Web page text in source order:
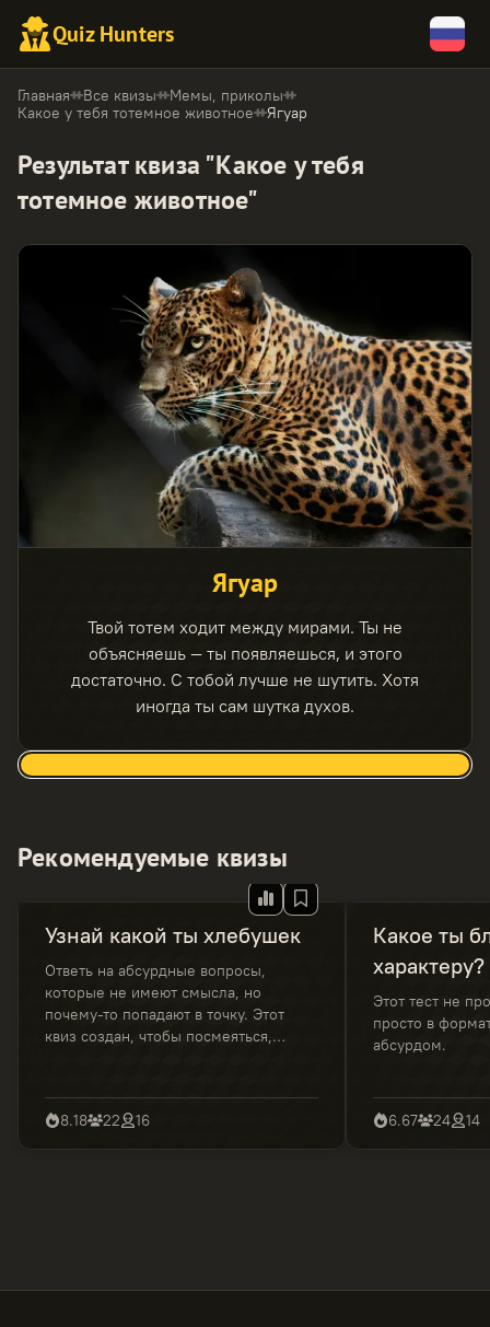
Quiz Hunters
Главная Все квизы
Мемы, приколы
Какое у тебя тотемное животное
Ягуар
Результат квиза "Какое у тебя
тотемное животное"
Ягуар
Твой тотем ходит между мирами. Ты не
объясняешь — ты появляешься, и этого
достаточно. С тобой лучше не шутить. Хотя
иногда ты сам шутка духов.
Рекомендуемые квизы
Узнай какой ты хлебушек
Ответь на абсурдные вопросы,
которые не имеют смысла, но
почему-то попадают в точку. Этот
квиз создан, чтобы посмеяться,
проходишь.
8.18
22 16
Какое ты
характеру?
Этот тест не
просто в
абсурдом.
6.67 24 14